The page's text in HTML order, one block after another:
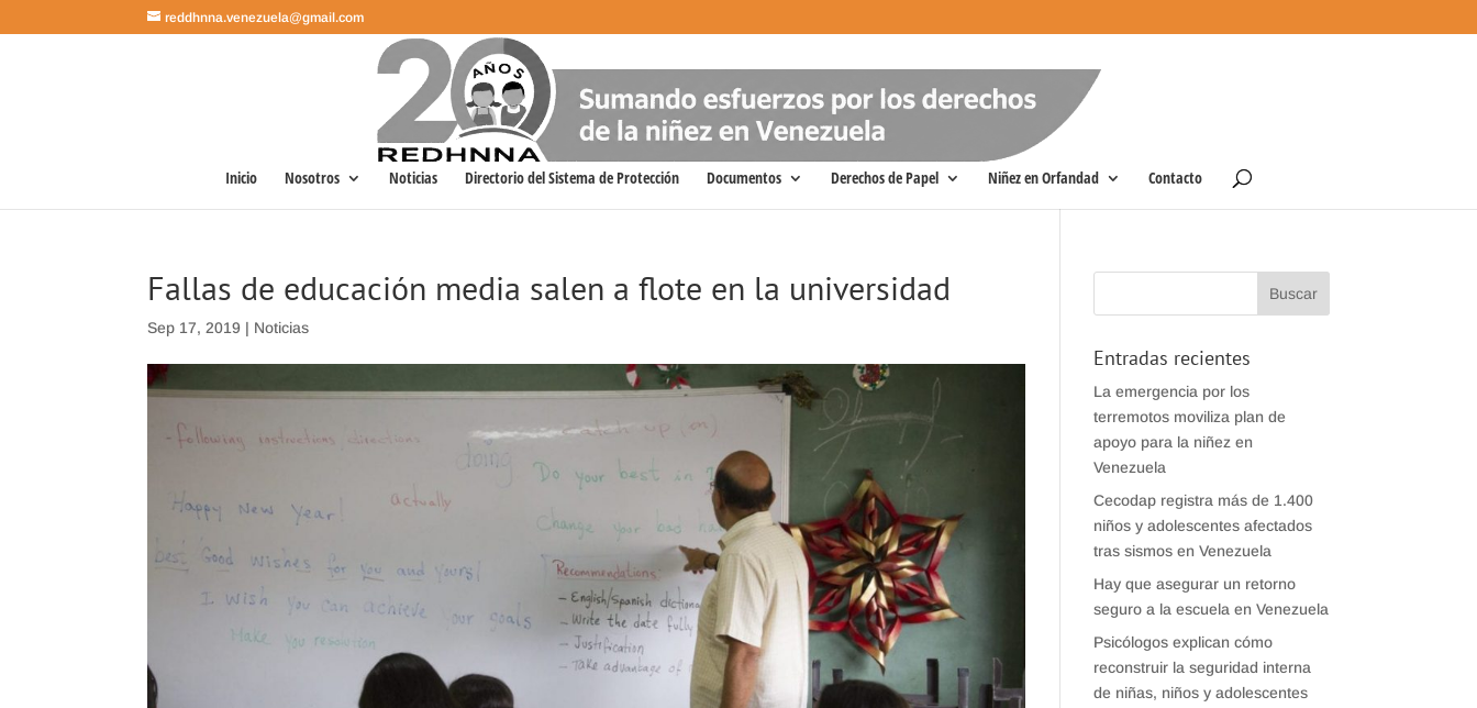
reddhnna.venezuela@gmail.com
Inicio Nosotros Noticias Directorio del Sistema de Protección Documentos Derechos de Papel Niñez en Orfandad Contacto
Fallas de educación media salen a flote en la universidad
Sep 17, 2019 | Noticias
Entradas recientes
La emergencia por los
terremotos moviliza plan de
apoyo para la niñez en
Venezuela
Cecodap registra más de 1.400
niños y adolescentes afectados
tras sismos en Venezuela
Hay que asegurar un retorno
seguro a la escuela en Venezuela
Psicólogos explican cómo
reconstruir la seguridad interna
de niñas, niños y adolescentes